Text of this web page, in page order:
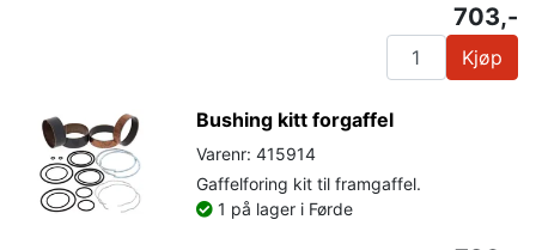
703,-
Kjøp
Bushing kitt forgaffel
Varenr: 415914
Gaffelforing kit til framgaffel.
1 på lager i Førde